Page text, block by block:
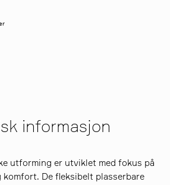
informasjon
utforming er utviklet med fokus på
De fleksibelt plasserbare